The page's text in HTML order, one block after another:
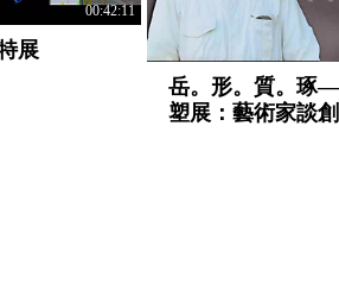
00:42:11
展
岳。形。質。琢—
塑展：藝術家談